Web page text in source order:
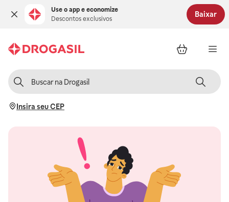
Use o app e economize
Descontos exclusivos
Baixar
Insira seu CEP